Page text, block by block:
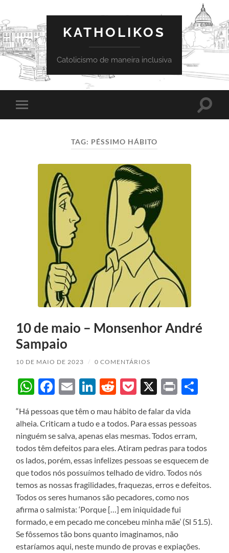
KATHOLIKOS
Catolicismo de maneira inclusiva
Toggle
mobile
Toggle
TAG: PÉSSIMO HÁBITO
10 de maio – Monsenhor André
Sampaio
10 DE MAIO DE 2023 / 0 COMENTÁRIOS
WhatsApp
Facebook
EmailLinkedIn
Reddit
Pocket
X Print
“Há pessoas que têm o mau hábito de falar da vida
alheia. Criticam a tudo e a todos. Para essas pessoas
ninguém se salva, apenas elas mesmas. Todos erram,
todos têm defeitos para eles. Atiram pedras para todos
os lados, porém, essas infelizes pessoas se esquecem de
que todos nós possuímos telhado de vidro. Todos nós
temos as nossas fragilidades, fraquezas, erros e defeitos.
Todos os seres humanos são pecadores, como nos
afirma o salmista: ‘Porque […] em iniquidade fui
formado, e em pecado me concebeu minha mãe’ (Sl 51.5).
Se fôssemos tão bons quanto imaginamos, não
estaríamos aqui, neste mundo de provas e expiações.